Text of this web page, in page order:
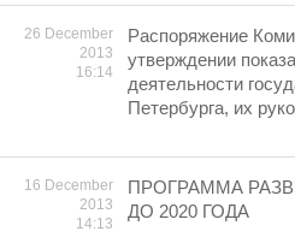
26 December
2013
16:14
Распоряжение
утверждении
деятельности
Петербурга, их
16 December
2013
14:13
ПРОГРАММА
ДО 2020 ГОДА